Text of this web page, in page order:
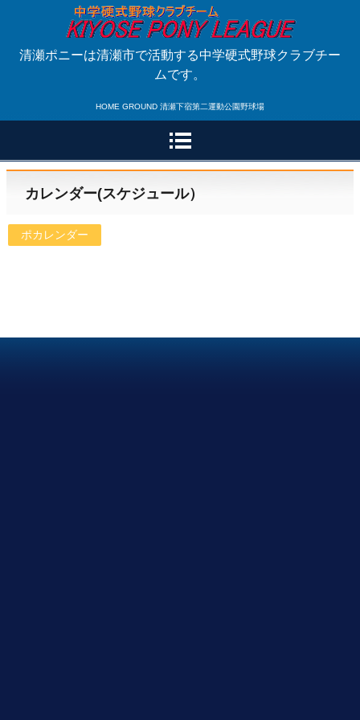
清瀬ポニーは清瀬市で活動する中学硬式野球クラブチー
ムです。
HOME GROUND 清瀬下宿第二運動公園野球場
カレンダー(スケジュール）
ポカレンダー